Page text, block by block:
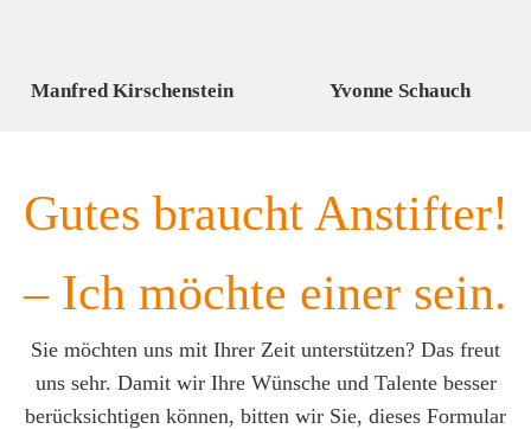
Manfred Kirschenstein Yvonne Schauch
Gutes braucht Anstifter!
– Ich möchte einer sein.
Sie möchten uns mit Ihrer Zeit unterstützen? Das freut
uns sehr. Damit wir Ihre Wünsche und Talente besser
berücksichtigen können, bitten wir Sie, dieses Formular